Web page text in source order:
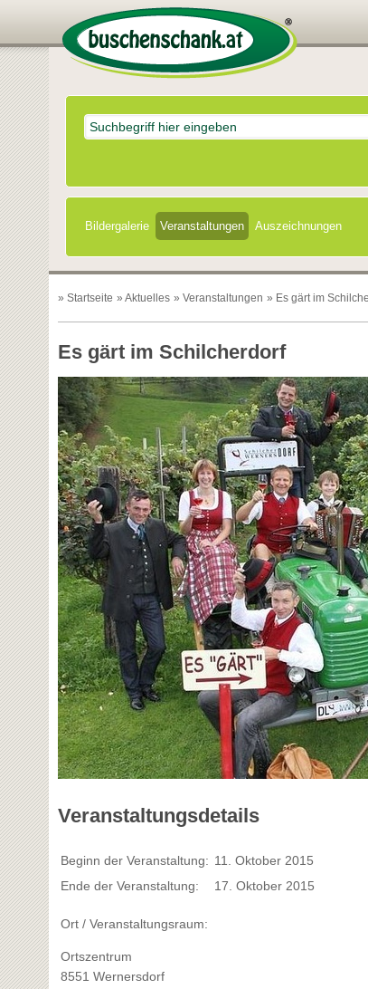
Bildergalerie Veranstaltungen Auszeichnungen
» Startseite » Aktuelles » Veranstaltungen » Es gärt im
Es gärt im Schilcherdorf
Veranstaltungsdetails
Beginn der Veranstaltung: 11. Oktober 2015
Ende der Veranstaltung:
17. Oktober 2015
Ort / Veranstaltungsraum:
Ortszentrum
8551 Wernersdorf